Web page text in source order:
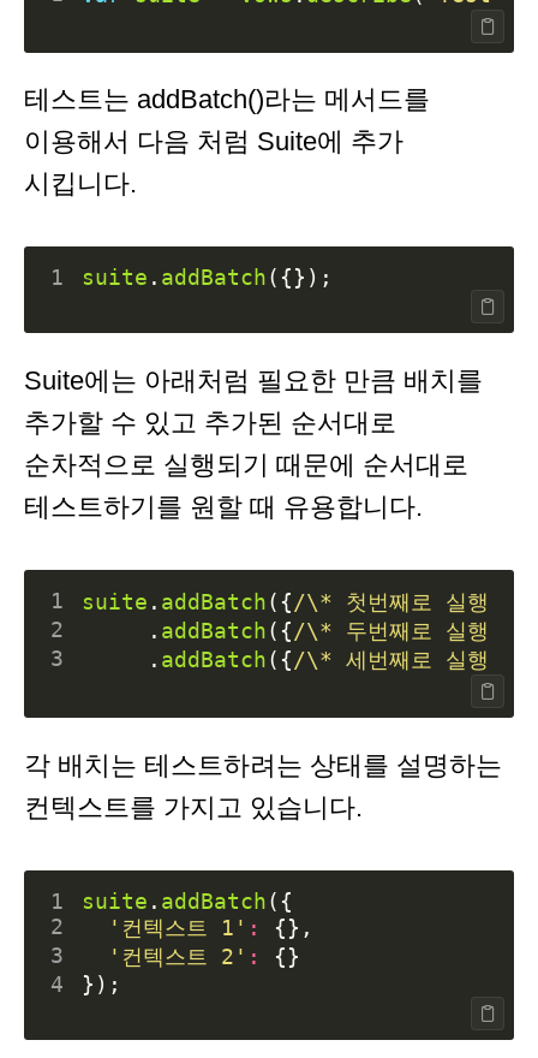
테스트는 addBatch()라는 메서드를
이용해서 다음 처럼 Suite에 추가
시킵니다.
1 suite . addBatch({});
Suite에는 아래처럼 필요한 만큼 배치를
추가할 수 있고 추가된 순서대로
순차적으로 실행되기 때문에 순서대로
테스트하기를 원할 때 유용합니다.
1 suite . addBatch({/\* 첫번째로 실행
2
. addBatch({/\* 두번째로 실행
3
. addBatch({/\* 세번째로 실행
각 배치는 테스트하려는 상태를 설명하는
컨텍스트를 가지고 있습니다.
1 suite . addBatch({
2
'컨텍스트 1' :
{},
3
'컨텍스트 2' :
{}
4
});